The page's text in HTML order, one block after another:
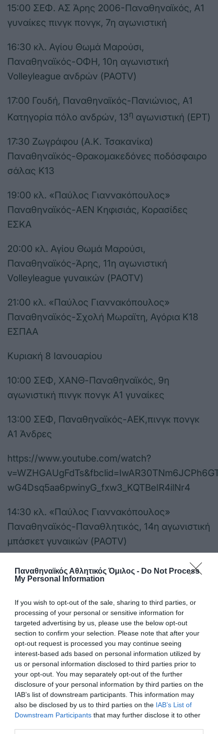
Παναθηναϊκός Αθλητικός Όμιλος - Do Not Process
My Personal Information
If you wish to opt-out of the sale, sharing to third parties, or
processing of your personal or sensitive information for
targeted advertising by us, please use the below opt-out
section to confirm your selection. Please note that after your
opt-out request is processed you may continue seeing
interest-based ads based on personal information utilized by
us or personal information disclosed to third parties prior to
your opt-out. You may separately opt-out of the further
disclosure of your personal information by third parties on the
IAB’s list of downstream participants. This information may
also be disclosed by us to third parties on the IAB’s List of
Downstream Participants that may further disclose it to other
15:00 ΣΕΦ. ΑΣ Άρης 2006-Παναθηναϊκός, Α1
γυναίκες πινγκ πονγκ, 7η αγωνιστική
16:30 κλ. Αγίου Θωμά Μαρούσι,
Παναθηναϊκός-ΟΦΗ, 10η αγωνιστική
Volleyleague ανδρών (PAOTV)
17:00 Γουδή, Παναθηναϊκός-Πανιώνιος, Α1
Κατηγορία πόλο ανδρών, 13η αγωνιστική (ΕΡΤ)
17:30 Ζωγράφου (Α.Κ. Τσακανίκα)
Παναθηναϊκός-Θρακομακεδόνες ποδόσφαιρο
σάλας Κ13
19:00 κλ. «Παύλος Γιαννακόπουλος»
Παναθηναϊκός-ΑΕΝ Κηφισιάς, Κορασίδες
ΕΣΚΑ
20:00 κλ. Αγίου Θωμά Μαρούσι,
Παναθηναϊκός-Άρης, 11η αγωνιστική
Volleyleague γυναικών (PAOTV)
21:00 κλ. «Παύλος Γιαννακόπουλος»
Παναθηναϊκός-Σχολή Μωραϊτη, Αγόρια Κ18
ΕΣΠΑΑ
Κυριακή 8 Ιανουαρίου
10:00 ΣΕΦ, ΧΑΝΘ-Παναθηναϊκός, 9η
αγωνιστική πινγκ πονγκ Α1 γυναίκες
13:00 ΣΕΦ, Παναθηναϊκός-ΑΕΚ,πινγκ πονγκ
Α1 Άνδρες
https://www.youtube.com/watch?
wG4Dsq5aa6pwinyG_fxw3_KQTBeIR4ilNr4
14:30 κλ. «Παύλος Γιαννακόπουλος»
Παναθηναϊκός-Παναθλητικός, 14η αγωνιστική
μπάσκετ γυναικών (PAOTV)
12:00 Μυτιλήνη, Σαπφώ-Παναθηναϊκός, 6η
αγωνιστική ποδόσφαιρο γυναικών Β΄Εθνική
15:30 Ζηρίνειο, Ηρακλής Κηφισιάς-
Παναθηναϊκός, Κορίτσια Κ18 ΕΣΠΑΑΑ
18:00 κλ. «Παύλος Γιαννακόπουλος»
Παναθηναϊκός-Νέοι Βύρωνος, Κορίτσια Κ18
(3) ΕΣΠΑΑΑ
18:30 Άγιος Στέφανος, Άγιος Στέφανος-
Παναθηναϊκός, Κορίτσια Κ20 ΕΣΠΑΑΑ